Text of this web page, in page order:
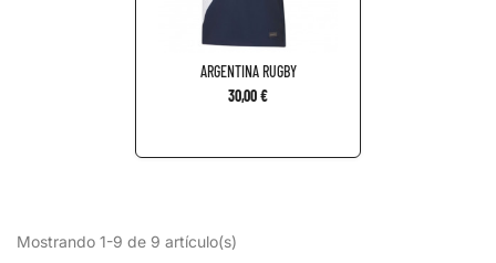
ARGENTINA RUGBY
30,00 €
Mostrando 1-9 de 9 artículo(s)